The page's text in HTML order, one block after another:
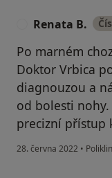
Renata B.
Po marném
Doktor Vrbica
diagnouzou a
od bolesti
precizní přístup
28. června 2022 •